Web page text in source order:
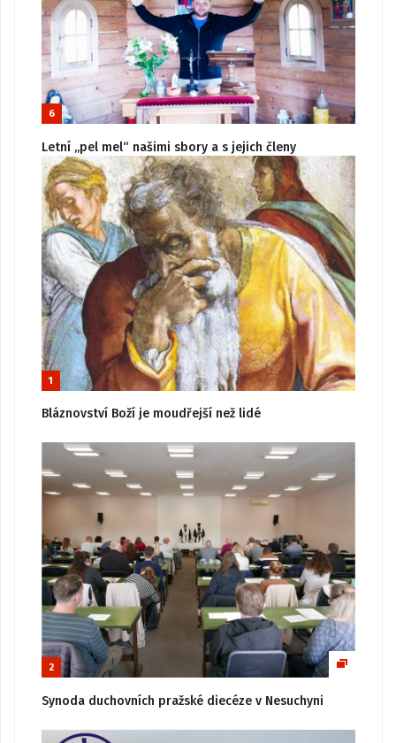
6
Letní „pel mel“ našimi sbory a s jejich členy
1
Bláznovství Boží je moudřejší než lidé
2
Synoda duchovních pražské diecéze v Nesuchyni